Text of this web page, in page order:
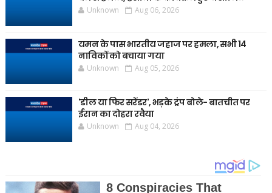
Unknown Aug 06, 2026
यमन के पास भारतीय जहाज पर हमला, सभी 14
नाविकों को बचाया गया
Unknown Aug 05, 2026
'डील या फिर सरेंडर', भड़के ट्रंप बोले- बातचीत पर
ईरान का दोहरा रवैया
Unknown Aug 04, 2026